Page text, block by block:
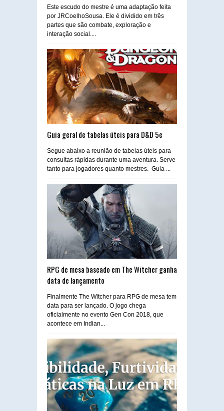
Este escudo do mestre é uma adaptação feita
por JRCoelhoSousa. Ele é dividido em três
partes que são combate, exploração e
interação social....
Guia geral de tabelas úteis para D&D 5e
Segue abaixo a reunião de tabelas úteis para
consultas rápidas durante uma aventura. Serve
tanto para jogadores quanto mestres. Guia ...
RPG de mesa baseado em The Witcher ganha
data de lançamento
Finalmente The Witcher para RPG de mesa tem
data para ser lançado. O jogo chega
oficialmente no evento Gen Con 2018, que
acontece em Indian...